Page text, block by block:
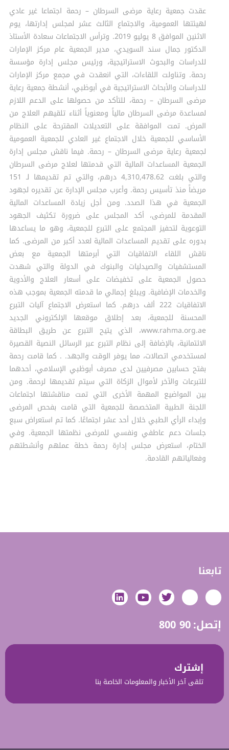
عقدت جمعية رعاية مرضى السرطان – رحمة اجتماعا غير عادي
لهيئتها العمومية، والاجتماع الثالث عشر لمجلس إدارتها، يوم
الاثنين الموافق 8 يوليو 2019. وترأس الاجتماعات سعادة الأستاذ
الدكتور جمال سند السويدي، مدير الجمعية عام مركز الإمارات
للدراسات والبحوث الاستراتيجية، ورئيس مجلس إدارة مؤسسة
رحمة. وتناولت اللقاءات، التي انعقدت في مجمع مركز الإمارات
للدراسات والأبحاث الاستراتيجية في أبوظبي، أنشطة جمعية رعاية
مرضى السرطان – رحمة، للتأكد من حصولها على الدعم اللازم
لمساعدة مرضى السرطان مالياً ومعنوياً أثناء تلقيهم العلاج من
المرض. تمت الموافقة على التعديلات المقترحة على النظام
الأساسي للجمعية خلال الاجتماع غير العادي للجمعية العمومية
لجمعية رعاية مرضى السرطان – رحمة. فيما ناقش مجلس إدارة
الجمعية المساعدات المالية التي قدمتها لعلاج مرضى السرطان
والتي بلغت 4,310,478.62 درهم، والتي تم تقديمها لـ 151
مريضاً منذ تأسيس رحمة. وأعرب مجلس الإدارة عن تقديره لجهود
الجمعية في هذا الصدد. ومن أجل زيادة المساعدات المالية
المقدمة للمرضى، أكد المجلس على ضرورة تكثيف الجهود
التوعوية لتحفيز المجتمع على التبرع للجمعية، وهو ما يساعدها
بدوره على تقديم المساعدات المالية لعدد أكبر من المرضى. كما
ناقش اللقاء الاتفاقيات التي أبرمتها الجمعية مع بعض
المستشفيات والصيدليات والبنوك في الدولة والتي شهدت
حصول الجمعية على تخفيضات على أسعار العلاج والأدوية
والخدمات الإضافية. ويبلغ إجمالي ما قدمته الجمعية بموجب هذه
الاتفاقيات 222 ألف درهم. كما استعرض الاجتماع آليات التبرع
المحسنة للجمعية، بعد إطلاق موقعها الإلكتروني الجديد
www.rahma.org.ae، الذي يتيح التبرع عن طريق البطاقة
الائتمانية، بالإضافة إلى نظام التبرع عبر الرسائل النصية القصيرة
لمستخدمي اتصالات، مما يوفر الوقت والجهد. . كما قامت رحمة
بفتح حسابين مصرفيين لدى مصرف أبوظبي الإسلامي، أحدهما
للتبرعات والآخر لأموال الزكاة التي سيتم تقديمها لرحمة. ومن
بين المواضيع المهمة الأخرى التي تمت مناقشتها اجتماعات
اللجنة الطبية المتخصصة للجمعية التي قامت بفحص المرضى
وإبداء الرأي الطبي خلال أحد عشر اجتماعًا. كما تم استعراض سبع
جلسات دعم عاطفي ونفسي للمرضى نظمتها الجمعية. وفي
الختام، استعرض مجلس إدارة رحمة خطة عملهم وأنشطتهم
وفعالياتهم القادمة.
تابعنا
إتصل:800 90
إشترك‎‎
تلقى آخر الأخبار والمعلومات الخاصة بنا‎‎‎‎